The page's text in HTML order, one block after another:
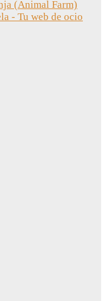
(Animal Farm)
- Tu web de ocio